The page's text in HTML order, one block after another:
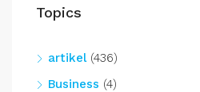
Topics
artikel(436)
Business (4)